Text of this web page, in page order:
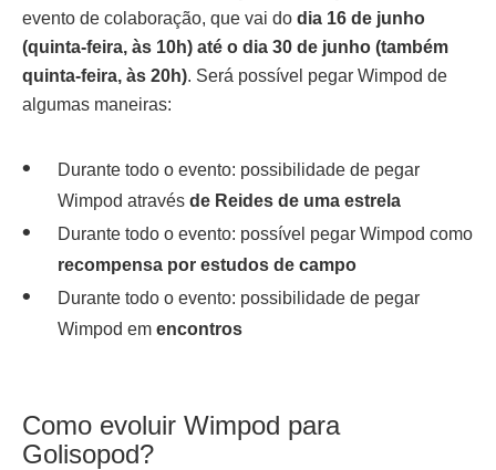
evento de colaboração, que vai do dia 16 de junho
(quinta-feira, às 10h) até o dia 30 de junho (também
quinta-feira, às 20h). Será possível pegar Wimpod de
algumas maneiras:
Durante todo o evento: possibilidade de pegar
Wimpod através de Reides de uma estrela
Durante todo o evento: possível pegar Wimpod como
recompensa por estudos de campo
Durante todo o evento: possibilidade de pegar
Wimpod em encontros
Como evoluir Wimpod para
Golisopod?